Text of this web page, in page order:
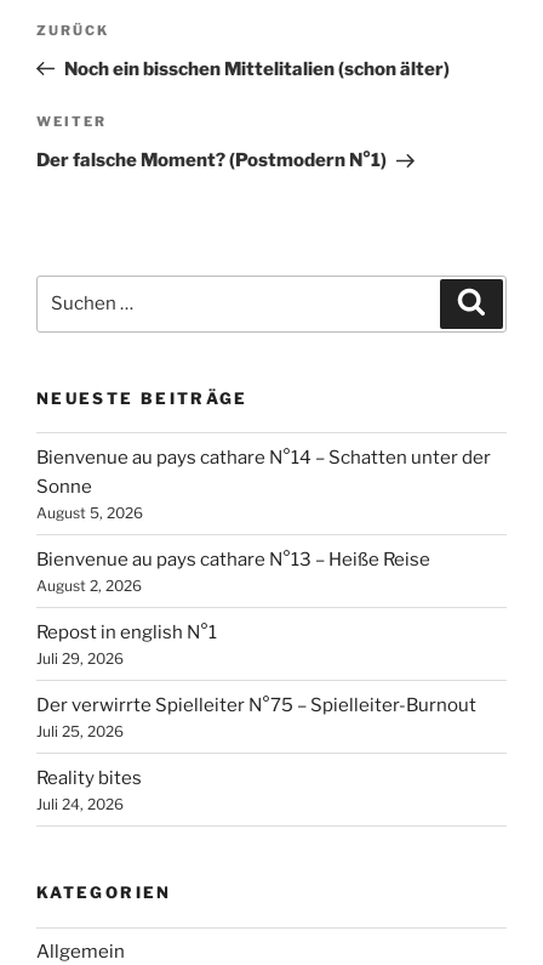
Beitragsnavigation
Vorheriger
Beitrag
ZURÜCK
Noch ein bisschen Mittelitalien (schon älter)
Nächster
Beitrag
WEITER
Der falsche Moment? (Postmodern N°1)
nach:
NEUESTE BEITRÄGE
Bienvenue au pays cathare N°14 – Schatten unter der
Sonne
August 5, 2026
Bienvenue au pays cathare N°13 – Heiße Reise
August 2, 2026
Repost in english N°1
Juli 29, 2026
Der verwirrte Spielleiter N°75 – Spielleiter-Burnout
Juli 25, 2026
Reality bites
Juli 24, 2026
KATEGORIEN
Allgemein